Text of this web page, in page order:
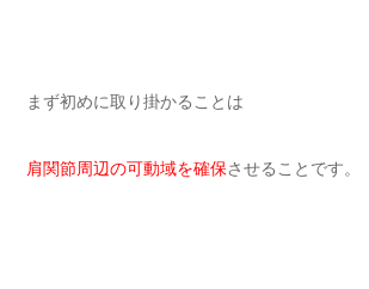
まず初めに取り掛かることは
肩関節周辺の可動域を確保させることです。